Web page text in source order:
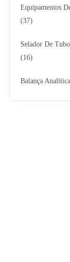
Equipamentos
(37)
Selador De
(16)
Balança